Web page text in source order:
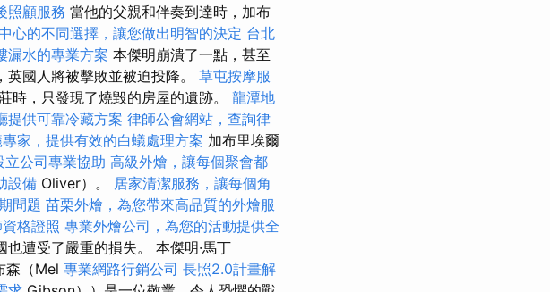
照顧服務 當他的父親和伴奏到達時，加布
心的不同選擇，讓您做出明智的決定 台北
漏水的專業方案 本傑明崩潰了一點，甚至
國人將被擊敗並被迫投降。 草屯按摩服
時，只發現了燒毀的房屋的遺跡。 龍潭地
提供可靠冷藏方案 律師公會網站，查詢律
家，提供有效的白蟻處理方案 加布里埃爾
立公司專業協助 高級外燴，讓每個聚會都
設備 Oliver）。 居家清潔服務，讓每個角
問題 苗栗外燴，為您帶來高品質的外燴服
格證照 專業外燴公司，為您的活動提供全
遭受了嚴重的損失。 本傑明·馬丁
森（Mel 專業網路行銷公司 長照2.0計畫解